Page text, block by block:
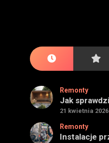
Remonty
21 kwietnia 2026
Remonty